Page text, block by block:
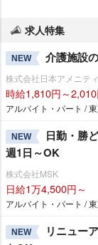
求人特集
NEW 介護施設
株式会社日本アメニテ
時給1,810円～
アルバイト・パート /
NEW
日勤・勝
週1日～OK
株式会社MSK
日給1万4,500円～
アルバイト・パート /
NEW
リニュー